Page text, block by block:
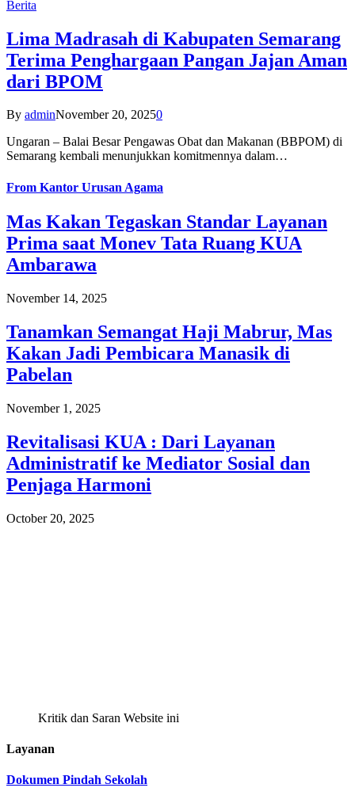
Berita
Lima Madrasah di Kabupaten Semarang
Terima Penghargaan Pangan Jajan Aman
dari BPOM
By adminNovember 20, 20250
Ungaran – Balai Besar Pengawas Obat dan Makanan (BBPOM) di
Semarang kembali menunjukkan komitmennya dalam…
From Kantor Urusan Agama
Mas Kakan Tegaskan Standar Layanan
Prima saat Monev Tata Ruang KUA
Ambarawa
November 14, 2025
Tanamkan Semangat Haji Mabrur, Mas
Kakan Jadi Pembicara Manasik di
Pabelan
November 1, 2025
Revitalisasi KUA : Dari Layanan
Administratif ke Mediator Sosial dan
Penjaga Harmoni
October 20, 2025
Kritik dan Saran Website ini
Layanan
Dokumen Pindah Sekolah